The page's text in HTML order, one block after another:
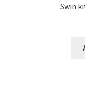
Swin